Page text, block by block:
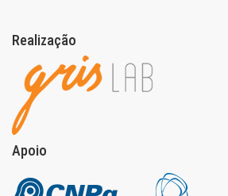
Realização
Apoio